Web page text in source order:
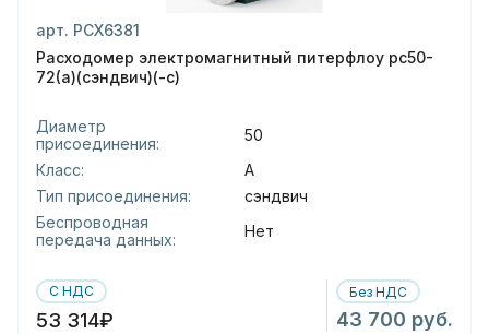
арт. РСХ6381
Расходомер электромагнитный питерфлоу рс50-
72(а)(сэндвич)(-с)
Диаметр
присоединения:
50
Класс:
А
Тип присоединения:
сэндвич
Беспроводная
передача данных:
Нет
С НДС
53 314₽
Без НДС
43 700 руб.